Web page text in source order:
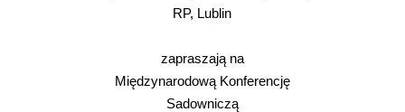
RP, Lublin
zapraszają na
Międzynarodową Konferencję
Sadowniczą